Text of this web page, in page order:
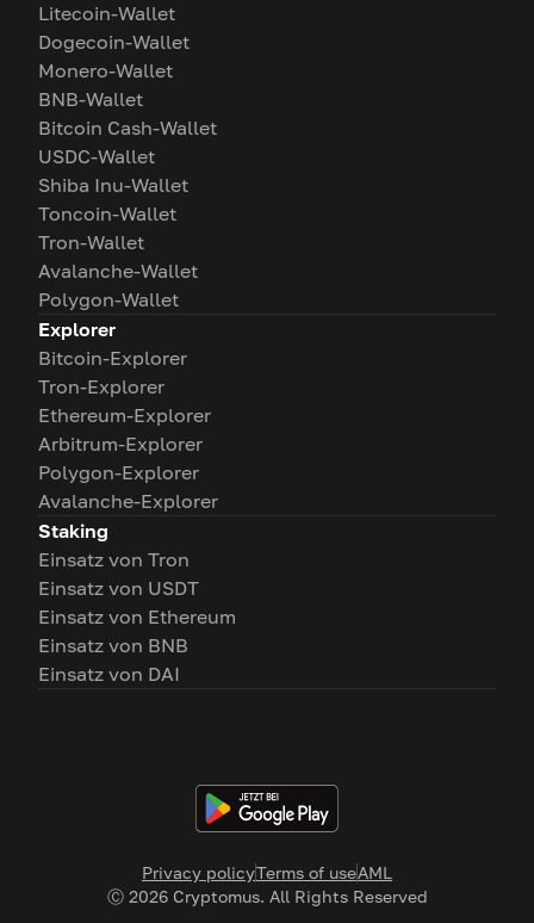
Privacy policyTerms of useAML
Ⓒ 2026Cryptomus. All Rights Reserved
Litecoin-Wallet
Dogecoin-Wallet
Monero-Wallet
BNB-Wallet
Bitcoin Cash-Wallet
USDC-Wallet
Shiba Inu-Wallet
Toncoin-Wallet
Tron-Wallet
Avalanche-Wallet
Polygon-Wallet
Explorer
Bitcoin-Explorer
Tron-Explorer
Ethereum-Explorer
Arbitrum-Explorer
Polygon-Explorer
Avalanche-Explorer
Staking
Einsatz von Tron
Einsatz von USDT
Einsatz von Ethereum
Einsatz von BNB
Einsatz von DAI